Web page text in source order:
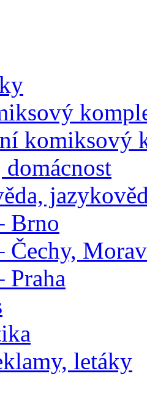
komiksový
Brno
Čechy,
Praha
letáky